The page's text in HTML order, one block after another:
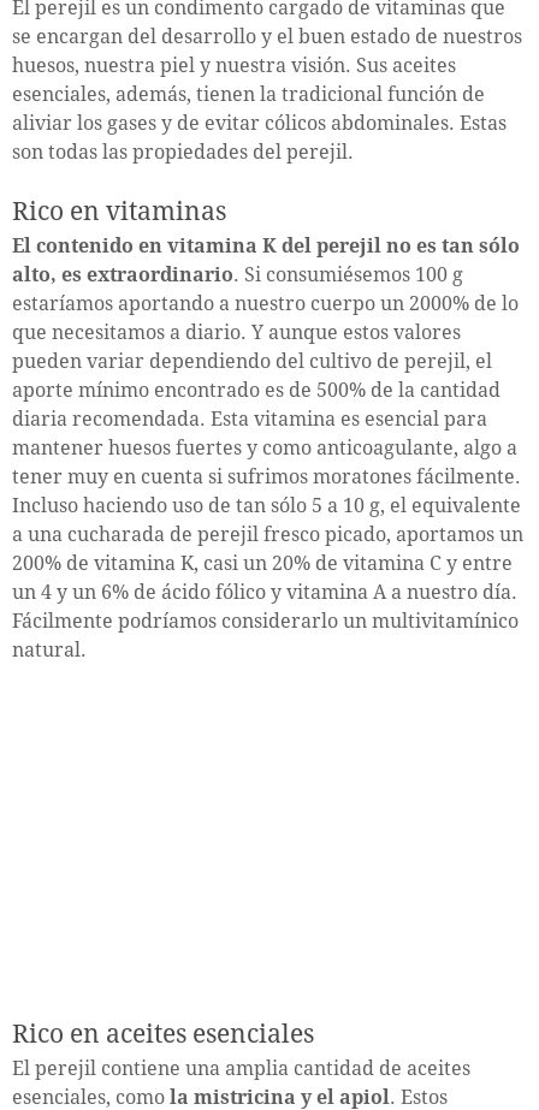
El perejil es un condimento cargado de vitaminas que
se encargan del desarrollo y el buen estado de nuestros
huesos, nuestra piel y nuestra visión. Sus aceites
esenciales, además, tienen la tradicional función de
aliviar los gases y de evitar cólicos abdominales. Estas
son todas las propiedades del perejil.
Rico en vitaminas
El contenido en vitamina K del perejil no es tan sólo
alto, es extraordinario. Si consumiésemos 100 g
estaríamos aportando a nuestro cuerpo un 2000% de lo
que necesitamos a diario. Y aunque estos valores
pueden variar dependiendo del cultivo de perejil, el
aporte mínimo encontrado es de 500% de la cantidad
diaria recomendada. Esta vitamina es esencial para
mantener huesos fuertes y como anticoagulante, algo a
tener muy en cuenta si sufrimos moratones fácilmente.
Incluso haciendo uso de tan sólo 5 a 10 g, el equivalente
a una cucharada de perejil fresco picado, aportamos un
200% de vitamina K, casi un 20% de vitamina C y entre
un 4 y un 6% de ácido fólico y vitamina A a nuestro día.
Fácilmente podríamos considerarlo un multivitamínico
natural.
Rico en aceites esenciales
El perejil contiene una amplia cantidad de aceites
esenciales, como la mistricina y el apiol . Estos